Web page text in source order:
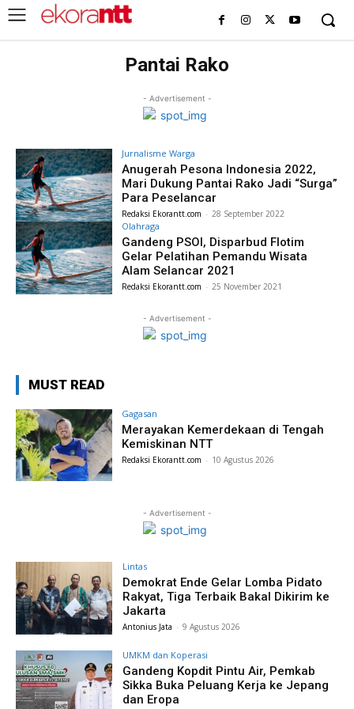
Pantai Rako
- Advertisement -
Jurnalisme Warga
Anugerah Pesona Indonesia 2022,
Mari Dukung Pantai Rako Jadi “Surga”
Para Peselancar
Redaksi Ekorantt.com - 28 September 2022
Olahraga
Gandeng PSOI, Disparbud Flotim
Gelar Pelatihan Pemandu Wisata
Alam Selancar 2021
Redaksi Ekorantt.com - 25 November 2021
- Advertisement -
MUST READ
Gagasan
Merayakan Kemerdekaan di Tengah
Kemiskinan NTT
Redaksi Ekorantt.com - 10 Agustus 2026
- Advertisement -
Lintas
Demokrat Ende Gelar Lomba Pidato
Rakyat, Tiga Terbaik Bakal Dikirim ke
Jakarta
Antonius Jata - 9 Agustus 2026
UMKM dan Koperasi
Gandeng Kopdit Pintu Air, Pemkab
Sikka Buka Peluang Kerja ke Jepang
dan Eropa